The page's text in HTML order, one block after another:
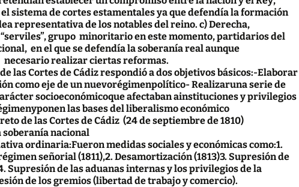
sistema de cortes estamentales ya que defendía la formación
representativa de los notables del reino. c) Derecha,
grupo minoritario en este momento, partidarios del
en el que se defendía la soberanía real aunque
realizar ciertas reformas.
las Cortes de Cádiz respondió a dos objetivos básicos:-Elaborar
como eje de un nuevorégimenpolítico- Realizaruna serie de
socioeconómicoque afectaban ainstituciones y privilegios
las bases del liberalismo económico
de las Cortes de Cádiz (24 de septiembre de 1810)
soberanía nacional
ordinaria:Fueron medidas sociales y económicas como:1.
señorial (1811),2. Desamortización (1813)3. Supresión de
Supresión de las aduanas internas y los privilegios de la
de los gremios (libertad de trabajo y comercio).